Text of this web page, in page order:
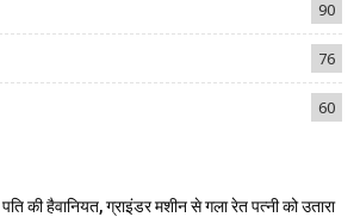
90
76
60
पति की हैवानियत, ग्राइंडर मशीन से गला रेत पत्नी को उतारा